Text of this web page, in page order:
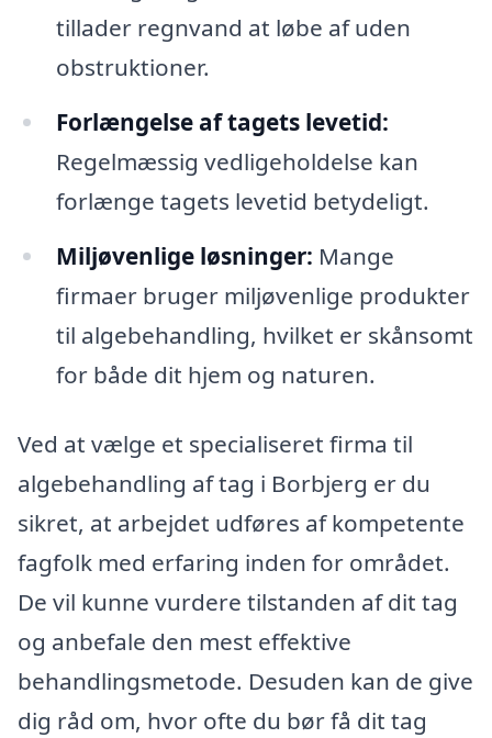
tillader regnvand at løbe af uden
obstruktioner.
Forlængelse af tagets levetid:
Regelmæssig vedligeholdelse kan
forlænge tagets levetid betydeligt.
Miljøvenlige løsninger: Mange
firmaer bruger miljøvenlige produkter
til algebehandling, hvilket er skånsomt
for både dit hjem og naturen.
Ved at vælge et specialiseret firma til
algebehandling af tag i Borbjerg er du
sikret, at arbejdet udføres af kompetente
fagfolk med erfaring inden for området.
De vil kunne vurdere tilstanden af dit tag
og anbefale den mest effektive
behandlingsmetode. Desuden kan de give
dig råd om, hvor ofte du bør få dit tag